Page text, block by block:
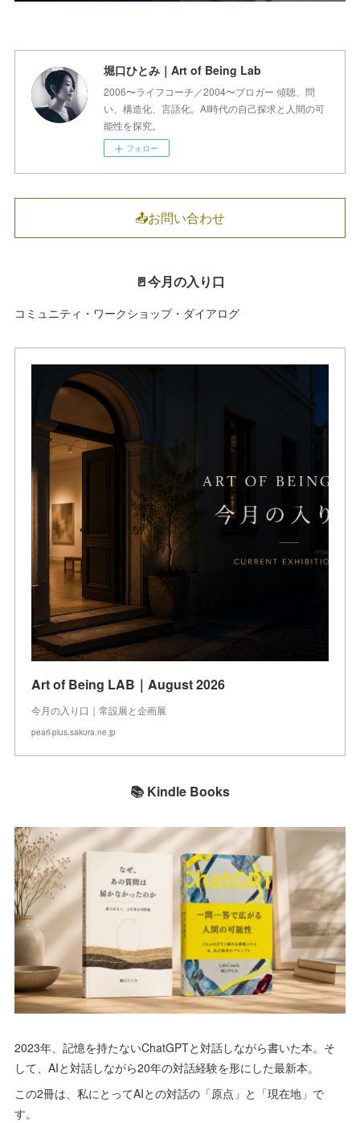
堀口ひとみ｜Art of Being Lab
2006〜ライフコーチ／2004〜ブロガー 傾聴、問
い、構造化、言語化。AI時代の自己探求と人間の可
能性を探究。
フォロー
📤お問い合わせ
🚪今月の入り口
コミュニティ・ワークショップ・ダイアログ
Art of Being LAB｜August 2026
今月の入り口｜常設展と企画展
pearl-plus.sakura.ne.jp
📚 Kindle Books
2023年、記憶を持たないChatGPTと対話しながら書いた本。そ
して、AIと対話しながら20年の対話経験を形にした最新本。
この2冊は、私にとってAIとの対話の「原点」と「現在地」で
す。